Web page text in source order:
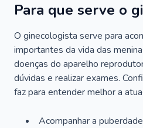
Para que serve o
O ginecologista serve para
importantes da vida das
doenças do aparelho
dúvidas e realizar exames.
faz para entender melhor a
Acompanhar a